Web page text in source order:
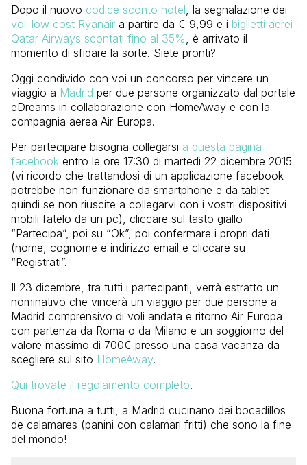
Dopo il nuovo codice sconto hotel , la segnalazione dei
voli low cost Ryanair a partire da € 9,99 e i biglietti aerei
Qatar Airways scontati fino al 35% , è arrivato il
momento di sfidare la sorte. Siete pronti?
Oggi condivido con voi un concorso per vincere un
viaggio a Madrid per due persone organizzato dal portale
eDreams in collaborazione con HomeAway e con la
compagnia aerea Air Europa.
Per partecipare bisogna collegarsi a questa pagina
facebook entro le ore 17:30 di martedì 22 dicembre 2015
(vi ricordo che trattandosi di un applicazione facebook
potrebbe non funzionare da smartphone e da tablet
quindi se non riuscite a collegarvi con i vostri dispositivi
mobili fatelo da un pc), cliccare sul tasto giallo
“Partecipa”, poi su “Ok”, poi confermare i propri dati
(nome, cognome e indirizzo email e cliccare su
“Registrati”.
Il 23 dicembre, tra tutti i partecipanti, verrà estratto un
nominativo che vincerà un viaggio per due persone a
Madrid comprensivo di voli andata e ritorno Air Europa
con partenza da Roma o da Milano e un soggiorno del
valore massimo di 700€ presso una casa vacanza da
scegliere sul sito HomeAway.
Qui trovate il regolamento completo.
Buona fortuna a tutti, a Madrid cucinano dei bocadillos
de calamares (panini con calamari fritti) che sono la fine
del mondo!